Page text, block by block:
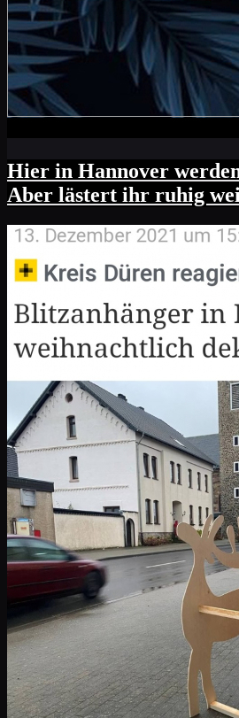
Hier in Hannover
Aber lästert ihr ruhig